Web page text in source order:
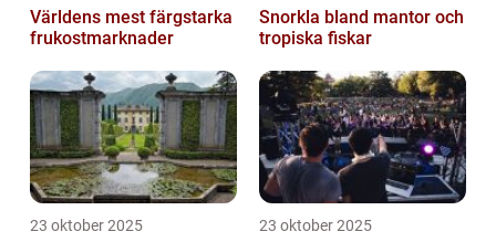
Världens mest färgstarka
frukostmarknader
Snorkla bland mantor och
tropiska fiskar
23 oktober 2025 23 oktober 2025